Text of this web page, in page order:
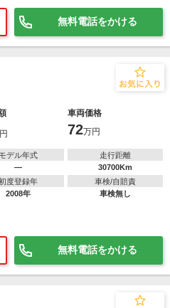
無料電話をかける
車両価格
72万円
モデル年式
―
走行距離
30700Km
度登録年
2008年
車検/自賠責
車検無し
無料電話をかける